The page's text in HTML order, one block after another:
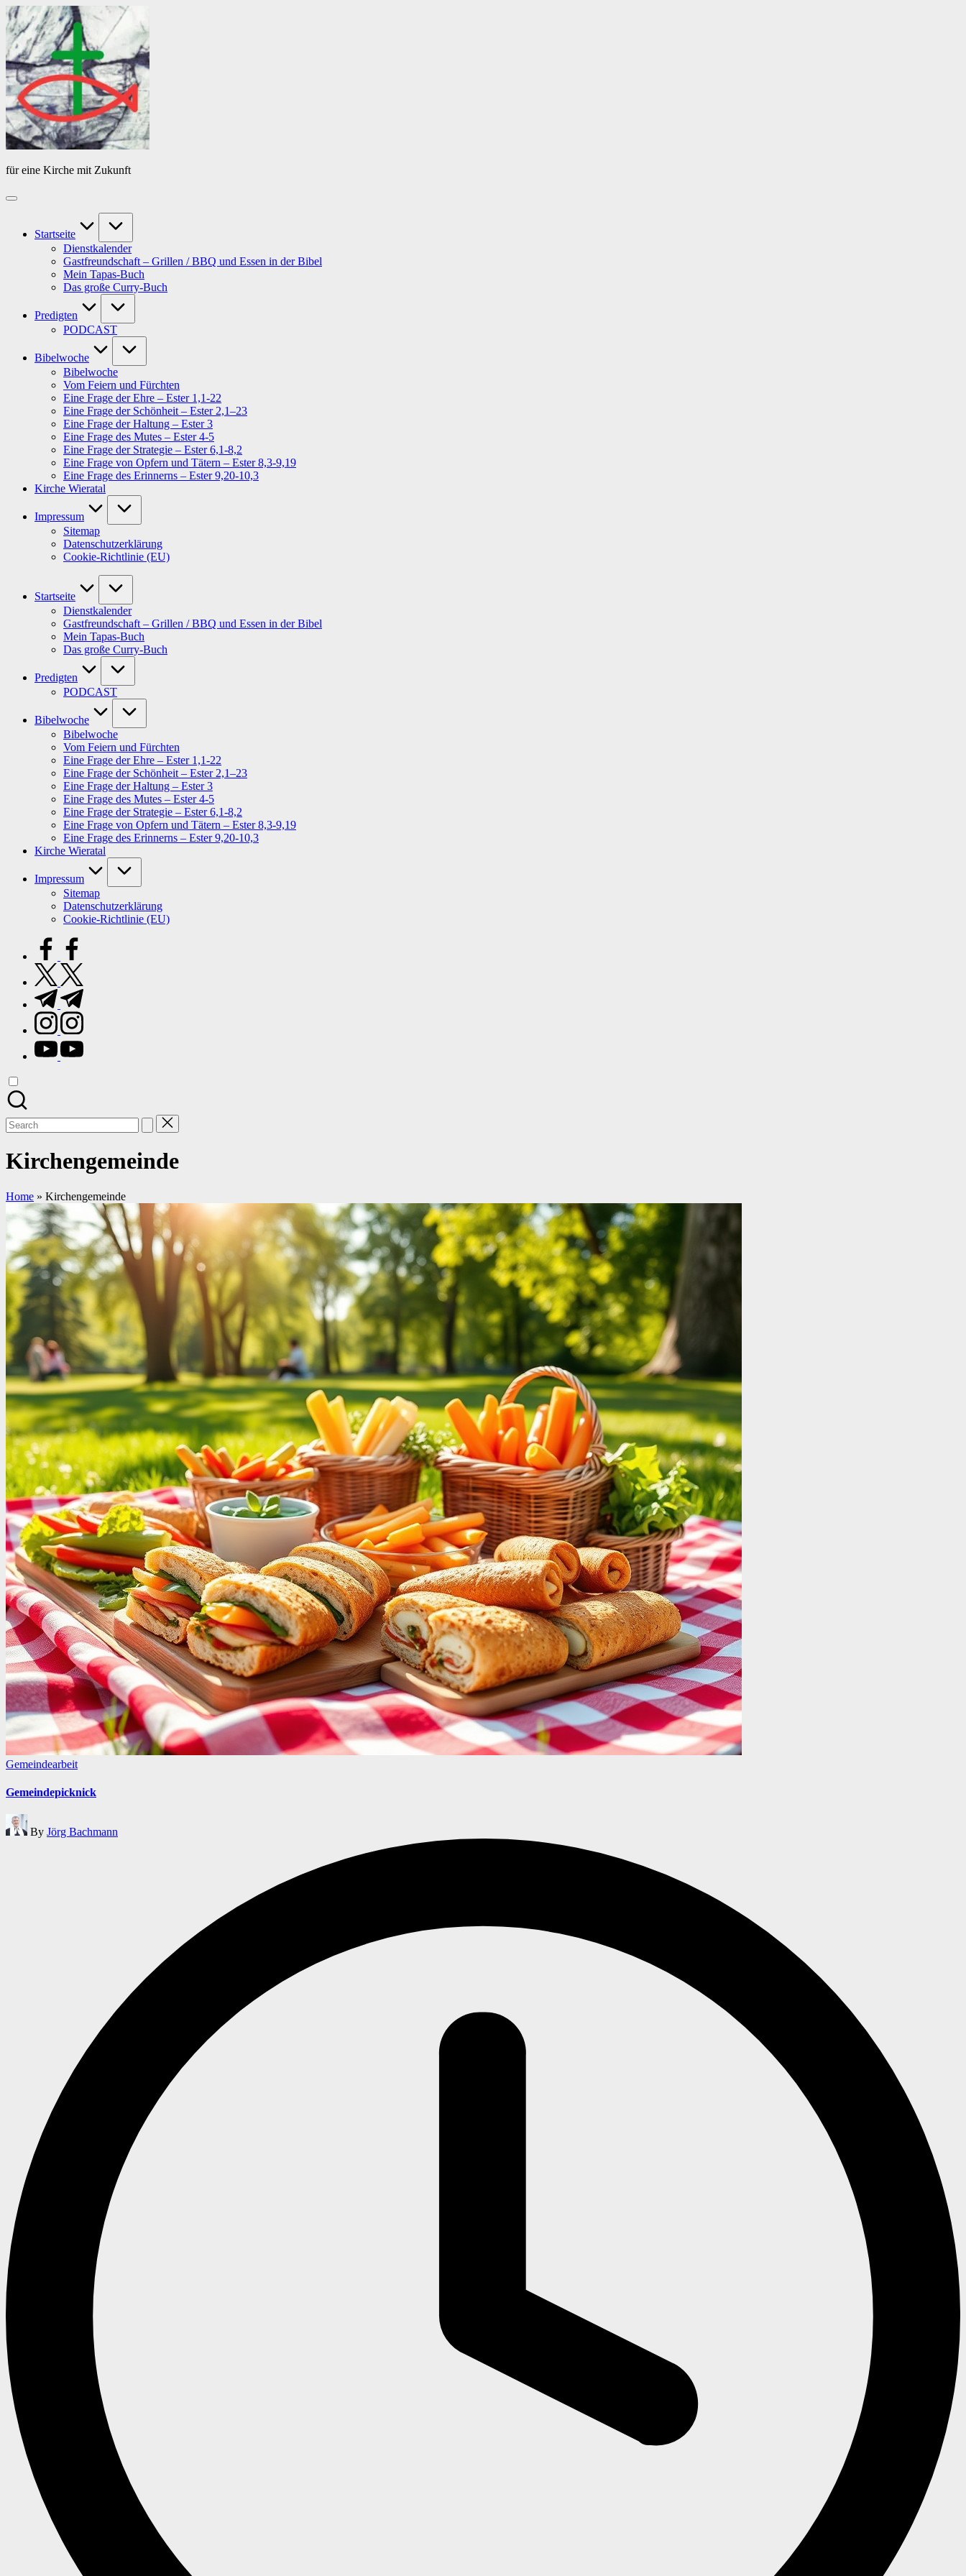
Skip
to
content
von
PfarrerB
für eine Kirche mit Zukunft
Startseite
Dienstkalender
Gastfreundschaft – Grillen / BBQ und Essen in der Bibel
Mein Tapas-Buch
Das große Curry-Buch
Predigten
PODCAST
Bibelwoche
Bibelwoche
Vom Feiern und Fürchten
Eine Frage der Ehre – Ester 1,1-22
Eine Frage der Schönheit – Ester 2,1–23
Eine Frage der Haltung – Ester 3
Eine Frage des Mutes – Ester 4-5
Eine Frage der Strategie – Ester 6,1-8,2
Eine Frage von Opfern und Tätern – Ester 8,3-9,19
Eine Frage des Erinnerns – Ester 9,20-10,3
Kirche Wieratal
Impressum
Sitemap
Datenschutzerklärung
Cookie-Richtlinie (EU)
Startseite
Dienstkalender
Gastfreundschaft – Grillen / BBQ und Essen in der Bibel
Mein Tapas-Buch
Das große Curry-Buch
Predigten
PODCAST
Bibelwoche
Bibelwoche
Vom Feiern und Fürchten
Eine Frage der Ehre – Ester 1,1-22
Eine Frage der Schönheit – Ester 2,1–23
Eine Frage der Haltung – Ester 3
Eine Frage des Mutes – Ester 4-5
Eine Frage der Strategie – Ester 6,1-8,2
Eine Frage von Opfern und Tätern – Ester 8,3-9,19
Eine Frage des Erinnerns – Ester 9,20-10,3
Kirche Wieratal
Impressum
Sitemap
Datenschutzerklärung
Cookie-Richtlinie (EU)
facebook.com
twitter.com
t.me
instagram.com
youtube.com
Search
for:
Kirchengemeinde
Home » Kirchengemeinde
Posted
Gemeindearbeit
Gemeindepicknick
Posted
by
By Jörg Bachmann